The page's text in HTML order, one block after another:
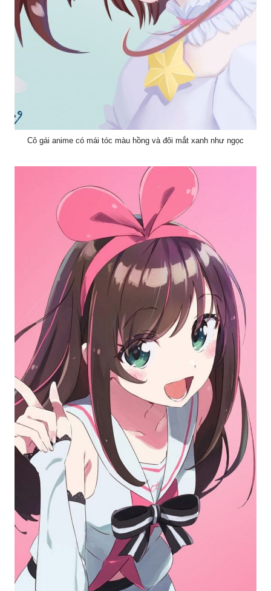
Cô gái anime có mái tóc màu hồng và đôi mắt xanh như ngọc